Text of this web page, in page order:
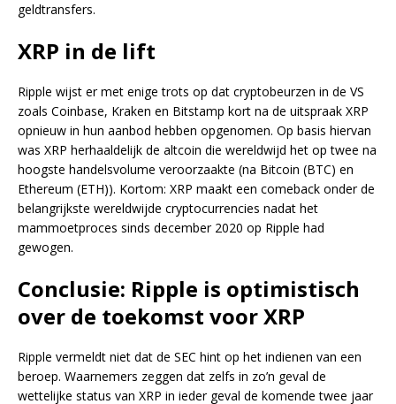
geldtransfers.
XRP in de lift
Ripple wijst er met enige trots op dat cryptobeurzen in de VS
zoals Coinbase, Kraken en Bitstamp kort na de uitspraak XRP
opnieuw in hun aanbod hebben opgenomen. Op basis hiervan
was XRP herhaaldelijk de altcoin die wereldwijd het op twee na
hoogste handelsvolume veroorzaakte (na Bitcoin (BTC) en
Ethereum (ETH)). Kortom: XRP maakt een comeback onder de
belangrijkste wereldwijde cryptocurrencies nadat het
mammoetproces sinds december 2020 op Ripple had
gewogen.
Conclusie: Ripple is optimistisch
over de toekomst voor XRP
Ripple vermeldt niet dat de SEC hint op het indienen van een
beroep. Waarnemers zeggen dat zelfs in zo’n geval de
wettelijke status van XRP in ieder geval de komende twee jaar